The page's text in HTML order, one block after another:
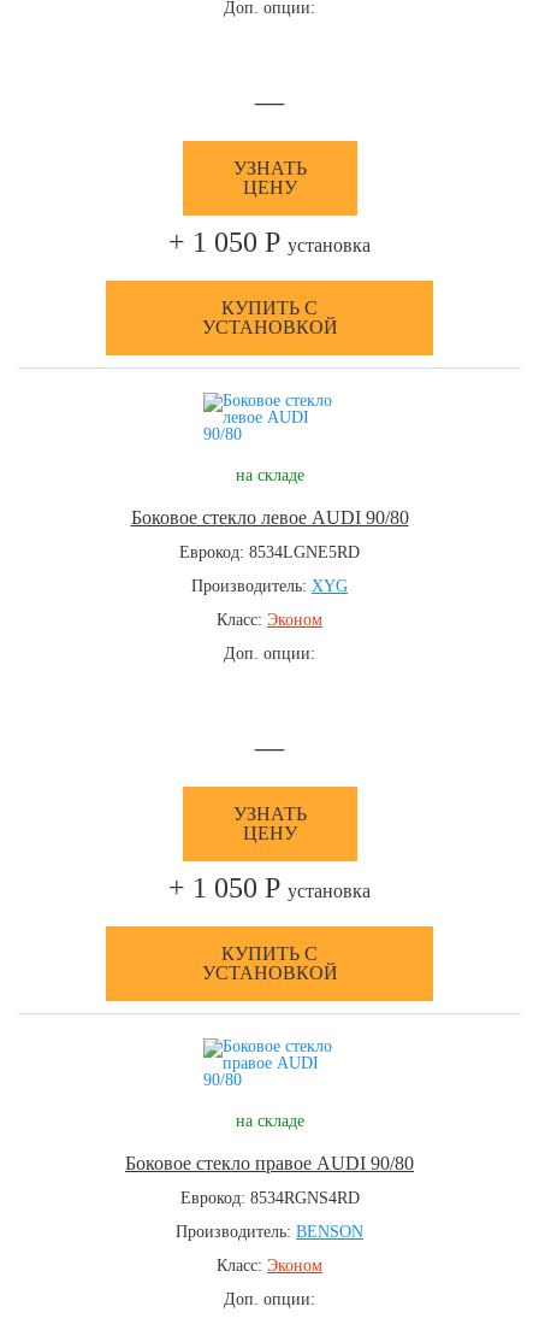
Доп. опции:
—
УЗНАТЬ
ЦЕНУ
+ 1 050 Р установка
КУПИТЬ С
УСТАНОВКОЙ
на складе
Боковое стекло левое AUDI 90/80
Еврокод: 8534LGNE5RD
Производитель: XYG
Класс: Эконом
Доп. опции:
—
УЗНАТЬ
ЦЕНУ
+ 1 050 Р установка
КУПИТЬ С
УСТАНОВКОЙ
на складе
Боковое стекло правое AUDI 90/80
Еврокод: 8534RGNS4RD
Производитель: BENSON
Класс: Эконом
Доп. опции: